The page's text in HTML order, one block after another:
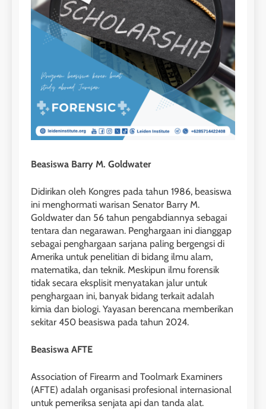
Beasiswa Barry M. Goldwater
Didirikan oleh Kongres pada tahun 1986, beasiswa
ini menghormati warisan Senator Barry M.
Goldwater dan 56 tahun pengabdiannya sebagai
tentara dan negarawan. Penghargaan ini dianggap
sebagai penghargaan sarjana paling bergengsi di
Amerika untuk penelitian di bidang ilmu alam,
matematika, dan teknik. Meskipun ilmu forensik
tidak secara eksplisit menyatakan jalur untuk
penghargaan ini, banyak bidang terkait adalah
kimia dan biologi. Yayasan berencana memberikan
sekitar 450 beasiswa pada tahun 2024.
Beasiswa AFTE
Association of Firearm and Toolmark Examiners
(AFTE) adalah organisasi profesional internasional
untuk pemeriksa senjata api dan tanda alat.